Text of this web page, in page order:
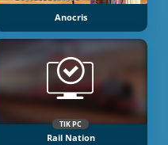
Anocris
TIK PC
Rail Nation